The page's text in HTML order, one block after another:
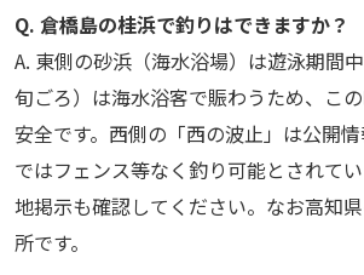
Q. 倉橋島の桂浜で釣りはできますか？
A. 東側の砂浜（海水浴場）は遊泳期間
旬ごろ）は海水浴客で賑わうため、こ
安全です。西側の「西の波止」は公開情
ではフェンス等なく釣り可能とされて
地掲示も確認してください。なお高知
所です。